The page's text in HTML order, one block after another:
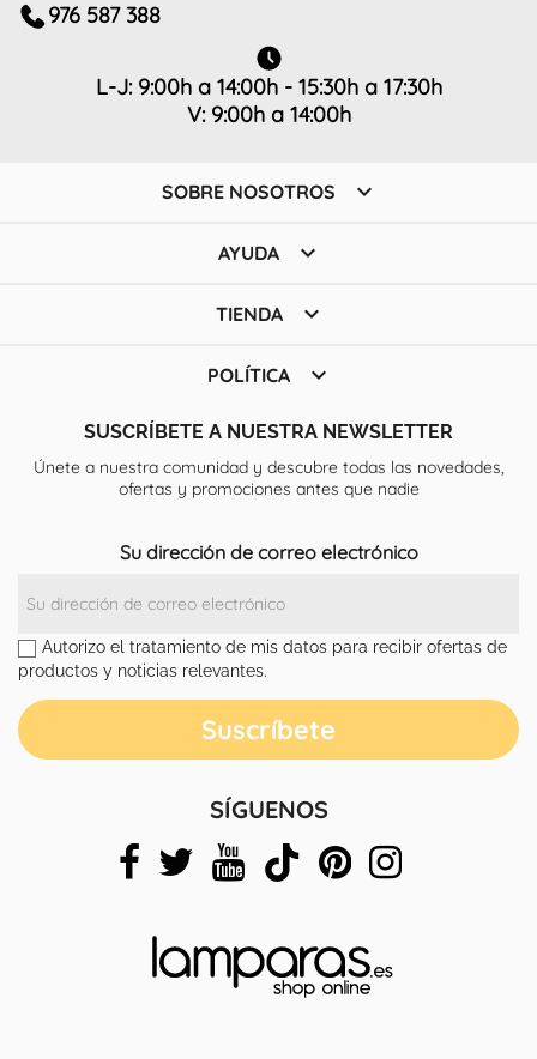
976 587 388
L-J: 9:00h a 14:00h - 15:30h a 17:30h
V: 9:00h a 14:00h
SOBRE NOSOTROS 
AYUDA 
TIENDA 
POLÍTICA 
SUSCRÍBETE A NUESTRA NEWSLETTER
Únete a nuestra comunidad y descubre todas las novedades,
ofertas y promociones antes que nadie
Su dirección de correo electrónico
Autorizo el tratamiento de mis datos para recibir ofertas de
productos y noticias relevantes.
SÍGUENOS